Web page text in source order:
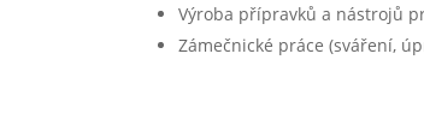
Výroba přípravků a nástrojů
Zámečnické práce (sváření,